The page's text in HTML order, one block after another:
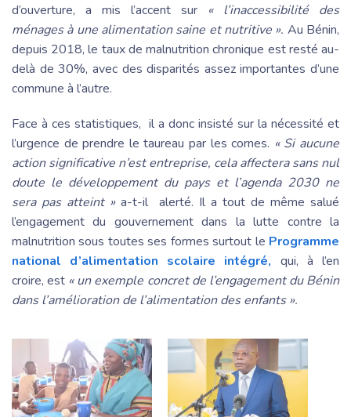
d’ouverture, a mis l’accent sur « l’inaccessibilité des
ménages à une alimentation saine et nutritive ». Au Bénin,
depuis 2018, le taux de malnutrition chronique est resté au-
delà de 30%, avec des disparités assez importantes d’une
commune à l’autre.
Face à ces statistiques, il a donc insisté sur la nécessité et
l’urgence de prendre le taureau par les cornes. « Si aucune
action significative n’est entreprise, cela affectera sans nul
doute le développement du pays et l’agenda 2030 ne
sera pas atteint »a-t-il alerté. Il a tout de même salué
l’engagement du gouvernement dans la lutte contre la
malnutrition sous toutes ses formes surtout le Programme
national d’alimentation scolaire intégré, qui, à l’en
croire, est « un exemple concret de l’engagement du Bénin
dans l’amélioration de l’alimentation des enfants ».